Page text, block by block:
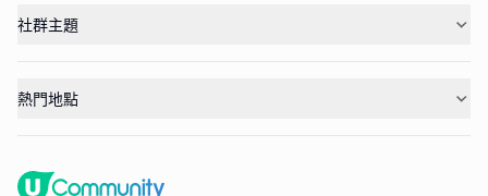
社群主題
熱門地點